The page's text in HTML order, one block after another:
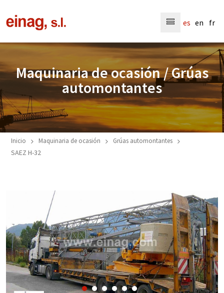
Menú
es en fr
Maquinaria de ocasión / Grúas
automontantes
Inicio Maquinaria de ocasión Grúas automontantes
SAEZ H-32